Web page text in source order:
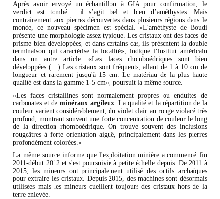
Après avoir envoyé un échantillon à GIA pour confirmation, le
verdict est tombé : il s’agit bel et bien d’améthystes. Mais
contrairement aux pierres découvertes dans plusieurs régions dans le
monde, ce nouveau spécimen est spécial. «L'améthyste de Boudi
présente une morphologie assez typique. Les cristaux ont des faces de
prisme bien développées, et dans certains cas, ils présentent la double
terminaison qui caractérise la localité», indique l’institut américain
dans un autre article. «Les faces rhomboédriques sont bien
développées (…) Les cristaux sont fréquents, allant de 1 à 10 cm de
longueur et rarement jusqu'à 15 cm. Le matériau de la plus haute
qualité est dans la gamme 1-5 cm», poursuit la même source.
«Les faces cristallines sont normalement propres ou enduites de
carbonates et deminéraux argileux. La qualité et la répartition de la
couleur varient considérablement, du violet clair au rouge violacé très
profond, montrant souvent une forte concentration de couleur le long
de la direction rhomboédrique. On trouve souvent des inclusions
rougeâtres à forte orientation aiguë, principalement dans les pierres
profondément colorées.»
La même source informe que l'exploitation minière a commencé fin
2011-début 2012 et s'est poursuivie à petite échelle depuis. De 2011 à
2015, les mineurs ont principalement utilisé des outils archaïques
pour extraire les cristaux. Depuis 2015, des machines sont désormais
utilisées mais les mineurs cueillent toujours des cristaux hors de la
terre enlevée.